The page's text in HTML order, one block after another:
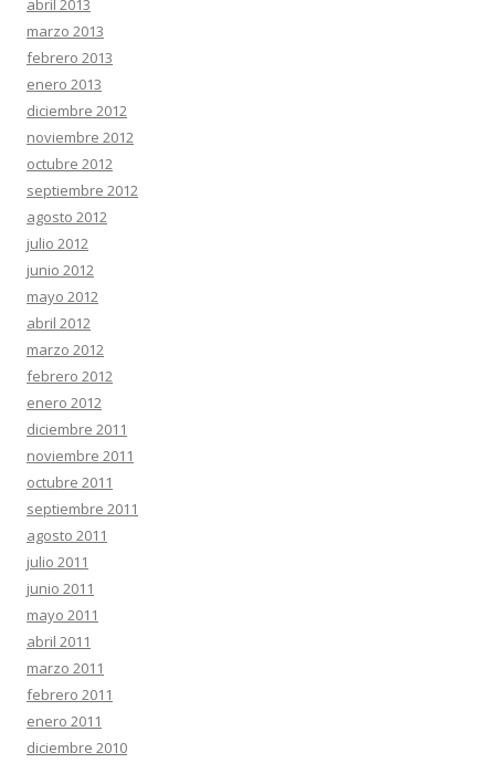
abril 2013
marzo 2013
febrero 2013
enero 2013
diciembre 2012
noviembre 2012
octubre 2012
septiembre 2012
agosto 2012
julio 2012
junio 2012
mayo 2012
abril 2012
marzo 2012
febrero 2012
enero 2012
diciembre 2011
noviembre 2011
octubre 2011
septiembre 2011
agosto 2011
julio 2011
junio 2011
mayo 2011
abril 2011
marzo 2011
febrero 2011
enero 2011
diciembre 2010